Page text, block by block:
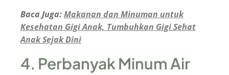
Baca Juga:Makanan dan Minuman untuk
Kesehatan Gigi Anak, Tumbuhkan Gigi Sehat
Anak Sejak Dini
4. Perbanyak Minum Air